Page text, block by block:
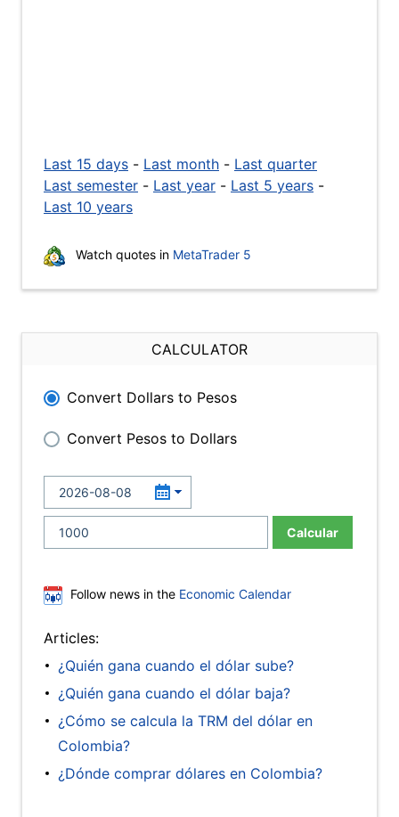
Last 15 days - Last month - Last quarter
Last semester - Last year - Last 5 years -
Last 10 years
Watch quotes in MetaTrader 5
CALCULATOR
Convert Dollars to Pesos
Convert Pesos to Dollars
Calcular
Follow news in the Economic Calendar
Articles:
¿Quién gana cuando el dólar sube?
¿Quién gana cuando el dólar baja?
¿Cómo se calcula la TRM del dólar en
Colombia?
¿Dónde comprar dólares en Colombia?